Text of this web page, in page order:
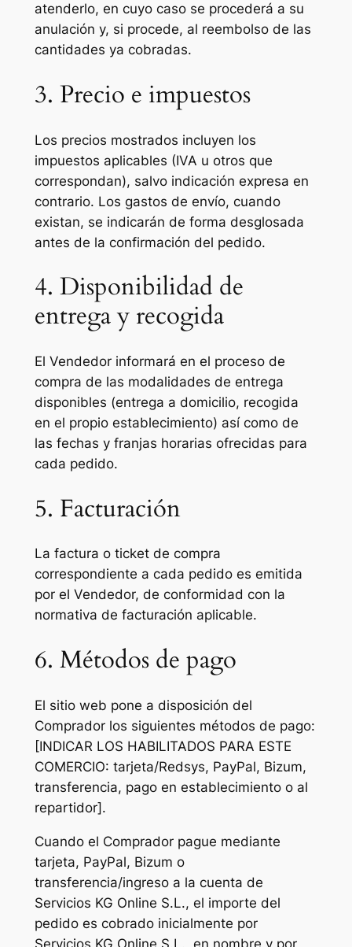
atenderlo, en cuyo caso se procederá a su
anulación y, si procede, al reembolso de las
cantidades ya cobradas.
3. Precio e impuestos
Los precios mostrados incluyen los
impuestos aplicables (IVA u otros que
correspondan), salvo indicación expresa en
contrario. Los gastos de envío, cuando
existan, se indicarán de forma desglosada
antes de la confirmación del pedido.
4. Disponibilidad de
entrega y recogida
El Vendedor informará en el proceso de
compra de las modalidades de entrega
disponibles (entrega a domicilio, recogida
en el propio establecimiento) así como de
las fechas y franjas horarias ofrecidas para
cada pedido.
5. Facturación
La factura o ticket de compra
correspondiente a cada pedido es emitida
por el Vendedor, de conformidad con la
normativa de facturación aplicable.
6. Métodos de pago
El sitio web pone a disposición del
Comprador los siguientes métodos de pago:
[INDICAR LOS HABILITADOS PARA ESTE
COMERCIO: tarjeta/Redsys, PayPal, Bizum,
transferencia, pago en establecimiento o al
repartidor].
Cuando el Comprador pague mediante
tarjeta, PayPal, Bizum o
transferencia/ingreso a la cuenta de
Servicios KG Online S.L., el importe del
pedido es cobrado inicialmente por
Servicios KG Online S.L., en nombre y por